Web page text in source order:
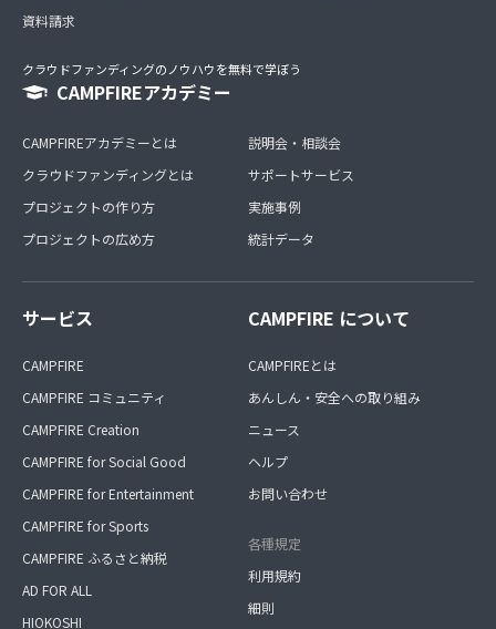
資料請求
クラウドファンディングのノウハウを無料で学ぼう
CAMPFIREアカデミー
CAMPFIREアカデミーとは
クラウドファンディングとは
プロジェクトの作り方
プロジェクトの広め方
説明会・相談会
サポートサービス
実施事例
統計データ
サービス
CAMPFIRE
CAMPFIRE コミュニティ
CAMPFIRE Creation
CAMPFIRE for Social Good
CAMPFIRE for Entertainment
CAMPFIRE for Sports
CAMPFIRE ふるさと納税
AD FOR ALL
HIOKOSHI
CAMPFIRE について
CAMPFIREとは
あんしん・安全への取り組み
ニュース
ヘルプ
お問い合わせ
各種規定
利用規約
細則